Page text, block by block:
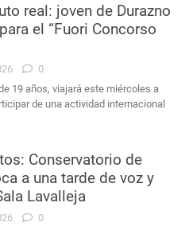
real: joven de Durazno
el “Fuori Concorso
0
19 años, viajará este miércoles a
de una actividad internacional
Conservatorio de
a una tarde de voz y
Lavalleja
0